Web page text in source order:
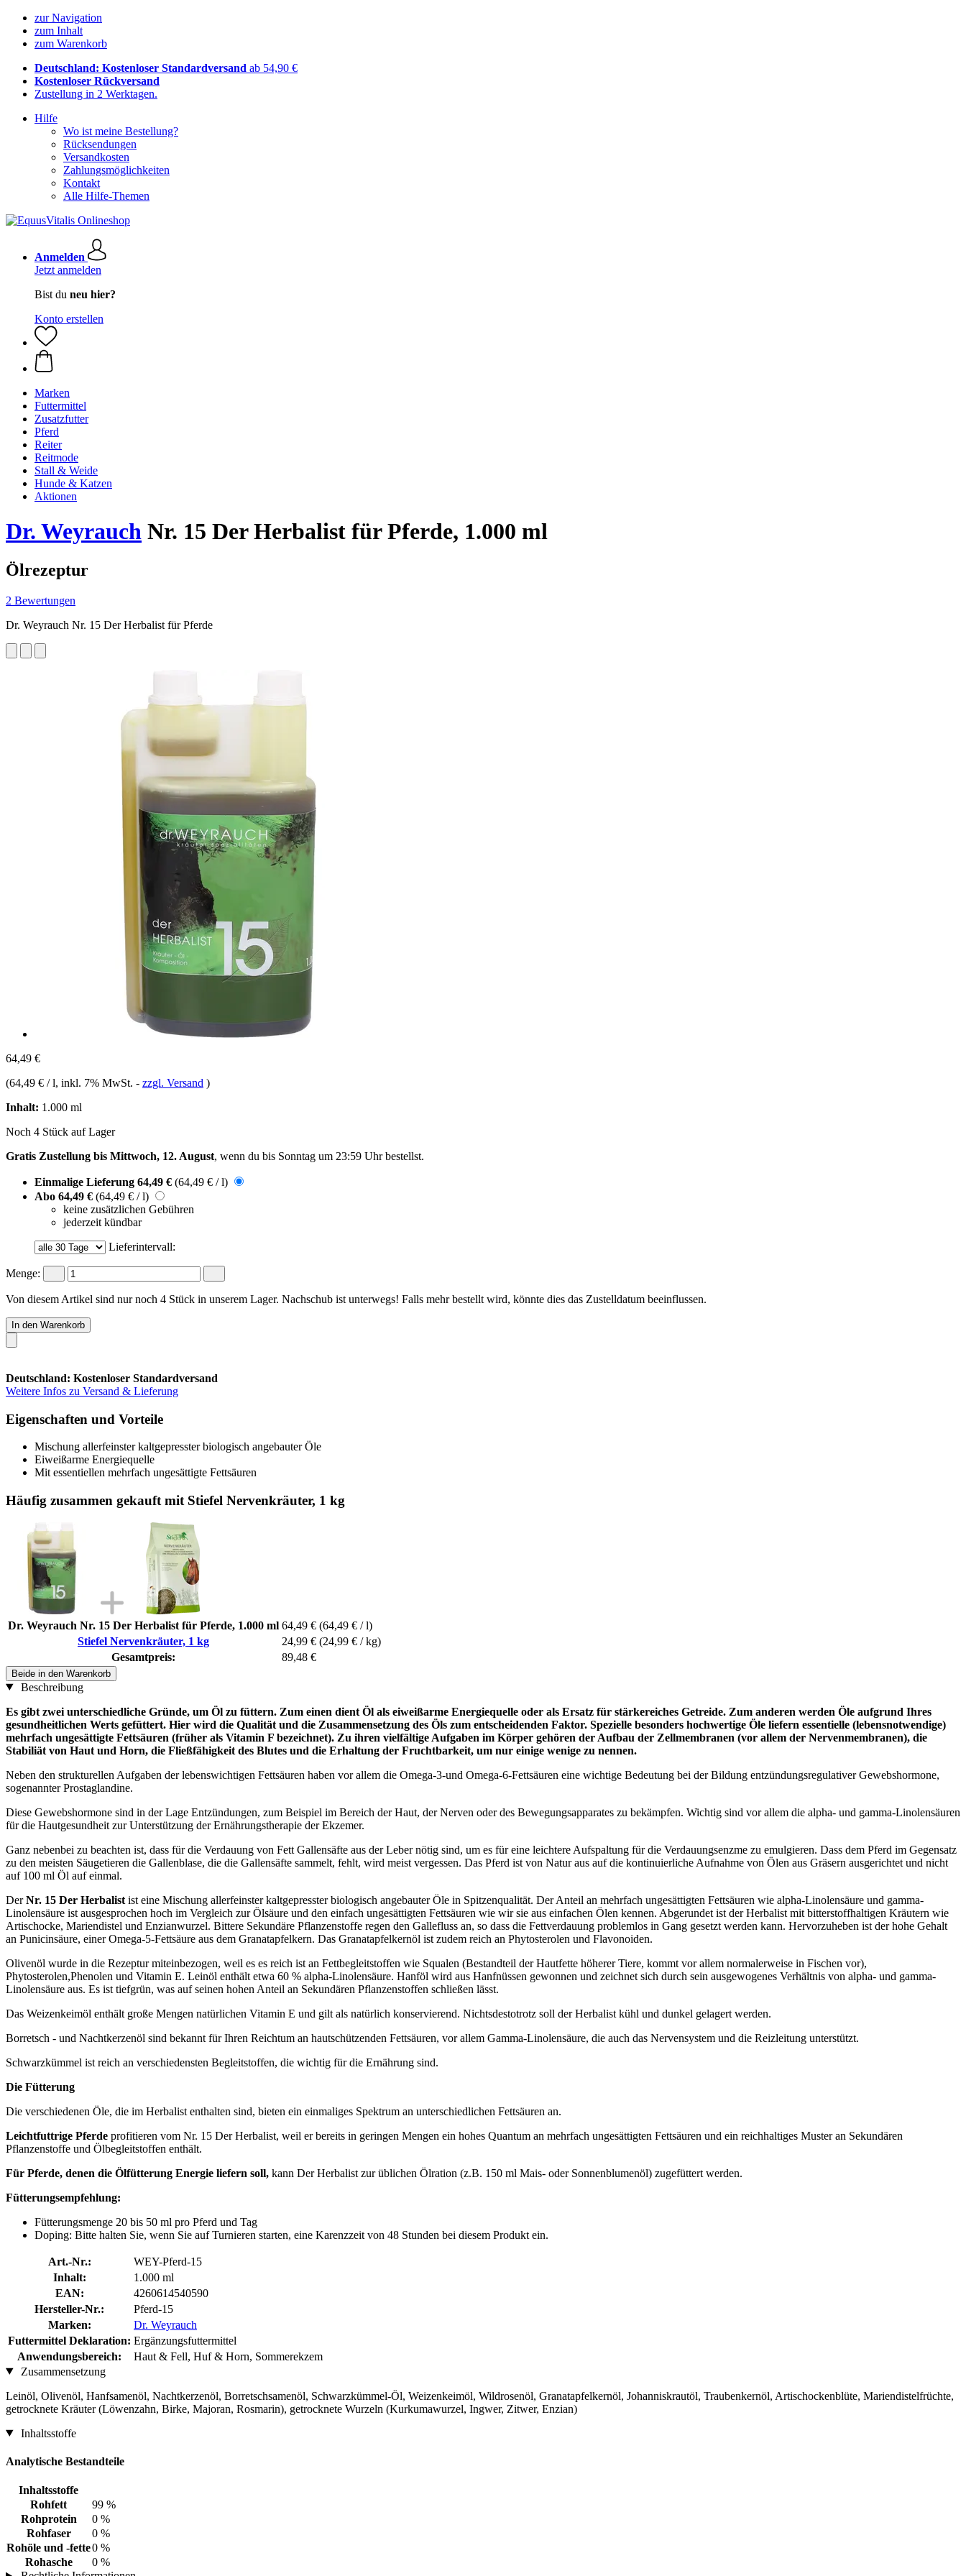
zur Navigation
zum Inhalt
zum Warenkorb
Deutschland: Kostenloser Standardversand ab 54,90 €
Kostenloser Rückversand
Zustellung in 2 Werktagen.
Hilfe
Wo ist meine Bestellung?
Rücksendungen
Versandkosten
Zahlungsmöglichkeiten
Kontakt
Alle Hilfe-Themen
Anmelden
Jetzt anmelden
Bist du neu hier?
Konto erstellen
Marken
Futtermittel
Zusatzfutter
Pferd
Reiter
Reitmode
Stall & Weide
Hunde & Katzen
Aktionen
Dr. Weyrauch Nr. 15 Der Herbalist für Pferde, 1.000 ml
Ölrezeptur
2 Bewertungen
Dr. Weyrauch Nr. 15 Der Herbalist für Pferde
64,49 €
(64,49 € / l, inkl. 7% MwSt. - zzgl. Versand )
Inhalt: 1.000 ml
Noch 4 Stück auf Lager
Gratis Zustellung bis Mittwoch, 12. August, wenn du bis Sonntag um 23:59 Uhrbestellst.
Einmalige Lieferung 64,49 € (64,49 € / l)
Abo 64,49 € (64,49 € / l)
keine zusätzlichen Gebühren
jederzeit kündbar
Lieferintervall:
Menge:
Von diesem Artikel sind nur noch 4 Stück in unserem Lager. Nachschub ist unterwegs! Falls mehr bestellt wird, könnte dies das Zustelldatum beeinflussen.
In den Warenkorb
Deutschland: Kostenloser Standardversand
Weitere Infos zu Versand & Lieferung
Eigenschaften und Vorteile
Mischung allerfeinster kaltgepresster biologisch angebauter Öle
Eiweißarme Energiequelle
Mit essentiellen mehrfach ungesättigte Fettsäuren
Häufig zusammen gekauft mit Stiefel Nervenkräuter, 1 kg
Dr. Weyrauch Nr. 15 Der Herbalist für Pferde, 1.000 ml 64,49 € (64,49 € / l)
Stiefel Nervenkräuter, 1 kg
24,99 € (24,99 € / kg)
Gesamtpreis:
89,48 €
Beide in den Warenkorb
Beschreibung
Es gibt zwei unterschiedliche Gründe, um Öl zu füttern. Zum einen dient Öl als eiweißarme Energiequelle oder als Ersatz für stärkereiches Getreide. Zum anderen werden Öle aufgrund Ihres
gesundheitlichen Werts gefüttert. Hier wird die Qualität und die Zusammensetzung des Öls zum entscheidenden Faktor. Spezielle besonders hochwertige Öle liefern essentielle (lebensnotwendige)
mehrfach ungesättigte Fettsäuren (früher als Vitamin F bezeichnet). Zu ihren vielfältige Aufgaben im Körper gehören der Aufbau der Zellmembranen (vor allem der Nervenmembranen), die
Stabiliät von Haut und Horn, die Fließfähigkeit des Blutes und die Erhaltung der Fruchtbarkeit, um nur einige wenige zu nennen.
Neben den strukturellen Aufgaben der lebenswichtigen Fettsäuren haben vor allem die Omega-3-und Omega-6-Fettsäuren eine wichtige Bedeutung bei der Bildung entzündungsregulativer Gewebshormone,
sogenannter Prostaglandine.
Diese Gewebshormone sind in der Lage Entzündungen, zum Beispiel im Bereich der Haut, der Nerven oder des Bewegungsapparates zu bekämpfen. Wichtig sind vor allem die alpha- und gamma-Linolensäuren
für die Hautgesundheit zur Unterstützung der Ernährungstherapie der Ekzemer.
Ganz nebenbei zu beachten ist, dass für die Verdauung von Fett Gallensäfte aus der Leber nötig sind, um es für eine leichtere Aufspaltung für die Verdauungsenzme zu emulgieren. Dass dem Pferd im Gegensatz
zu den meisten Säugetieren die Gallenblase, die die Gallensäfte sammelt, fehlt, wird meist vergessen. Das Pferd ist von Natur aus auf die kontinuierliche Aufnahme von Ölen aus Gräsern ausgerichtet und nicht
auf 100 ml Öl auf einmal.
DerNr. 15 Der Herbalist ist eine Mischung allerfeinster kaltgepresster biologisch angebauter Öle in Spitzenqualität. Der Anteil an mehrfach ungesättigten Fettsäuren wie alpha-Linolensäure und gamma-
Linolensäure ist ausgesprochen hoch im Vergleich zur Ölsäure und den einfach ungesättigten Fettsäuren wie wir sie aus einfachen Ölen kennen. Abgerundet ist der Herbalist mit bitterstoffhaltigen Kräutern wie
Artischocke, Mariendistel und Enzianwurzel. Bittere Sekundäre Pflanzenstoffe regen den Gallefluss an, so dass die Fettverdauung problemlos in Gang gesetzt werden kann. Hervorzuheben ist der hohe Gehalt
an Punicinsäure, einer Omega-5-Fettsäure aus dem Granatapfelkern. Das Granatapfelkernöl ist zudem reich an Phytosterolen und Flavonoiden.
Olivenöl wurde in die Rezeptur miteinbezogen, weil es es reich ist an Fettbegleitstoffen wie Squalen (Bestandteil der Hautfette höherer Tiere, kommt vor allem normalerweise in Fischen vor),
Phytosterolen,Phenolen und Vitamin E. Leinöl enthält etwa 60 % alpha-Linolensäure. Hanföl wird aus Hanfnüssen gewonnen und zeichnet sich durch sein ausgewogenes Verhältnis von alpha- und gamma-
Linolensäure aus. Es ist tiefgrün, was auf seinen hohen Anteil an Sekundären Pflanzenstoffen schließen lässt.
Das Weizenkeimöl enthält große Mengen natürlichen Vitamin E und gilt als natürlich konservierend. Nichtsdestotrotz soll der Herbalist kühl und dunkel gelagert werden.
Borretsch - und Nachtkerzenöl sind bekannt für Ihren Reichtum an hautschützenden Fettsäuren, vor allem Gamma-Linolensäure, die auch das Nervensystem und die Reizleitung unterstützt.
Schwarzkümmel ist reich an verschiedensten Begleitstoffen, die wichtig für die Ernährung sind.
Die Fütterung
Die verschiedenen Öle, die im Herbalist enthalten sind, bieten ein einmaliges Spektrum an unterschiedlichen Fettsäuren an.
Leichtfuttrige Pferde profitieren vom Nr. 15 Der Herbalist, weil er bereits in geringen Mengen ein hohes Quantum an mehrfach ungesättigten Fettsäuren und ein reichhaltiges Muster an Sekundären
Pflanzenstoffe und Ölbegleitstoffen enthält.
Für Pferde, denen die Ölfütterung Energie liefern soll, kann Der Herbalist zur üblichen Ölration (z.B. 150 ml Mais- oder Sonnenblumenöl) zugefüttert werden.
Fütterungsempfehlung:
Fütterungsmenge 20 bis 50 ml pro Pferd und Tag
Doping: Bitte halten Sie, wenn Sie auf Turnieren starten, eine Karenzzeit von 48 Stunden bei diesem Produkt ein.
Art.-Nr.:
WEY-Pferd-15
Inhalt:
1.000 ml
EAN:
4260614540590
Hersteller-Nr.:
Pferd-15
Marken:
Dr. Weyrauch
Futtermittel Deklaration: Ergänzungsfuttermittel
Anwendungsbereich:
Haut & Fell, Huf & Horn, Sommerekzem
Zusammensetzung
Leinöl, Olivenöl, Hanfsamenöl, Nachtkerzenöl, Borretschsamenöl, Schwarzkümmel-Öl, Weizenkeimöl, Wildrosenöl, Granatapfelkernöl, Johanniskrautöl, Traubenkernöl, Artischockenblüte, Mariendistelfrüchte,
getrocknete Kräuter (Löwenzahn, Birke, Majoran, Rosmarin), getrocknete Wurzeln (Kurkumawurzel, Ingwer, Zitwer, Enzian)
Inhaltsstoffe
Analytische Bestandteile
Inhaltsstoffe
Rohfett
99 %
Rohprotein
0 %
Rohfaser
0 %
Rohöle und -fette0 %
Rohasche
0 %